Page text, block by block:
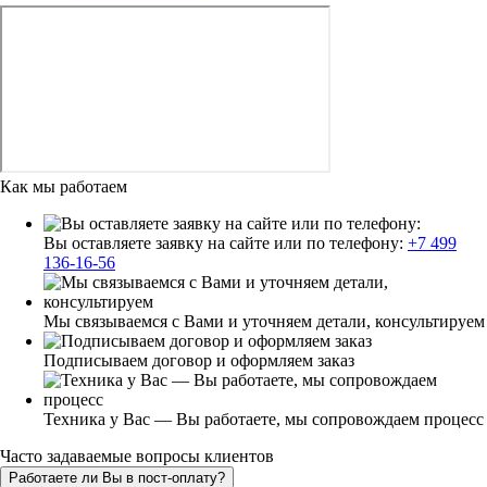
Как мы работаем
Вы оставляете заявку на сайте или по телефону: +7 499
136-16-56
Мы связываемся с Вами и уточняем детали, консультируем
Подписываем договор и оформляем заказ
Техника у Вас — Вы работаете, мы сопровождаем процесс
Часто задаваемые вопросы клиентов
Работаете ли Вы в пост-оплату?